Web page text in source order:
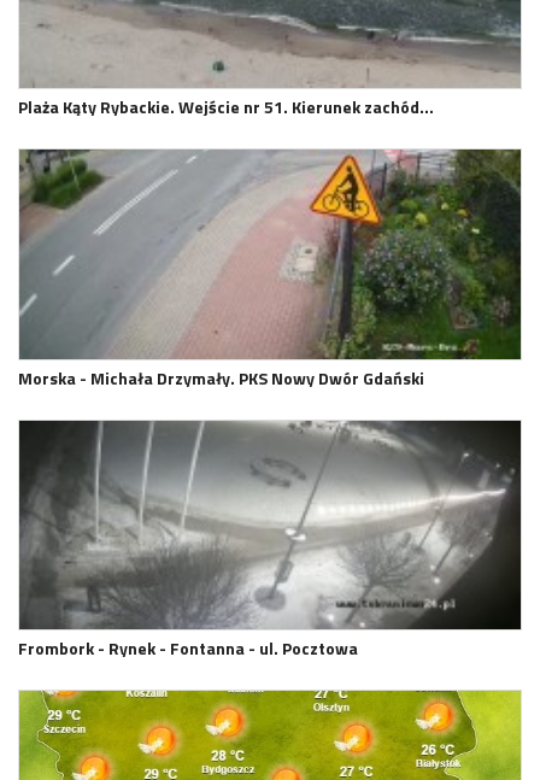
Plaża Kąty Rybackie. Wejście nr 51. Kierunek zachód…
Morska - Michała Drzymały. PKS Nowy Dwór Gdański
Frombork - Rynek - Fontanna - ul. Pocztowa